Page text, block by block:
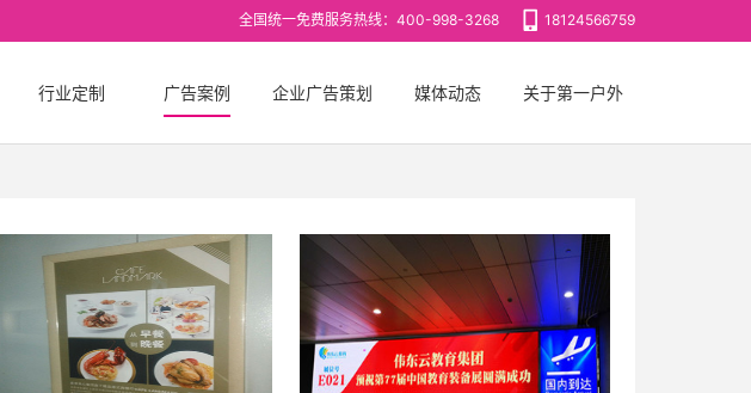
全国统一免费服务热线：400-998-3268 18124566759
行业定制 广告案例 企业广告策划 媒体动态 关于第一户外